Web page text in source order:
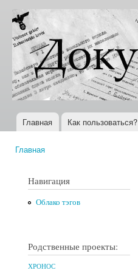
Документы
XX века
Всемирная
история в
Интернете
Главное меню
Главная Как пользоваться?
Главная
Навигация
Облако тэгов
Родственные проекты:
ХРОНОС